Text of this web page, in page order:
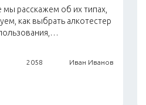
мы расскажем об их типах,
как выбрать алкотестер
2058 Иван Иванов